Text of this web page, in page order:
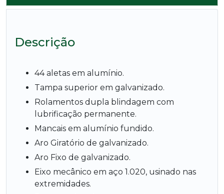
Descrição
44 aletas em alumínio.
Tampa superior em galvanizado.
Rolamentos dupla blindagem com
lubrificação permanente.
Mancais em alumínio fundido.
Aro Giratório de galvanizado.
Aro Fixo de galvanizado.
Eixo mecânico em aço 1.020, usinado nas
extremidades.